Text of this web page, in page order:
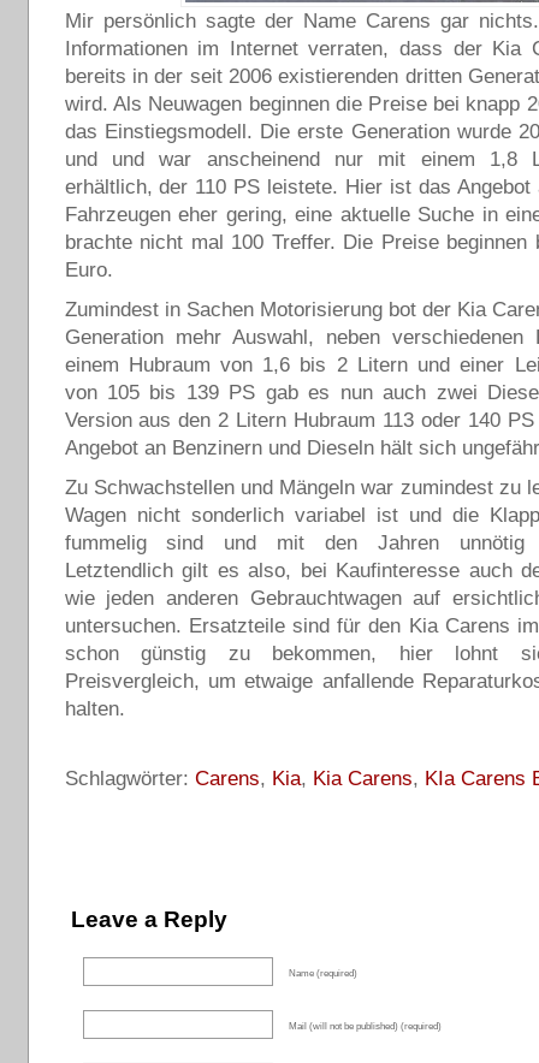
Mir persönlich sagte der Name Carens gar
Informationen im Internet verraten, dass der Kia
bereits in der seit 2006 existierenden dritten
wird. Als Neuwagen beginnen die Preise bei knapp
das Einstiegsmodell. Die erste Generation wurde
und und war anscheinend nur mit einem 1,8
erhältlich, der 110 PS leistete. Hier ist das Angebot
Fahrzeugen eher gering, eine aktuelle Suche in
brachte nicht mal 100 Treffer. Die Preise beginnen
Euro.
Zumindest in Sachen Motorisierung bot der Kia
Generation mehr Auswahl, neben verschiedenen
einem Hubraum von 1,6 bis 2 Litern und einer
von 105 bis 139 PS gab es nun auch zwei
Version aus den 2 Litern Hubraum 113 oder 140
Angebot an Benzinern und Dieseln hält sich
Zu Schwachstellen und Mängeln war zumindest zu
Wagen nicht sonderlich variabel ist und die
fummelig sind und mit den Jahren unnötig
Letztendlich gilt es also, bei Kaufinteresse auch
wie jeden anderen Gebrauchtwagen auf
untersuchen. Ersatzteile sind für den Kia Carens
schon günstig zu bekommen, hier lohnt
Preisvergleich, um etwaige anfallende
halten.
Schlagwörter: Carens, Kia, Kia Carens, KIa Carens
Leave a Reply
Name (required)
Mail (will not be published) (required)